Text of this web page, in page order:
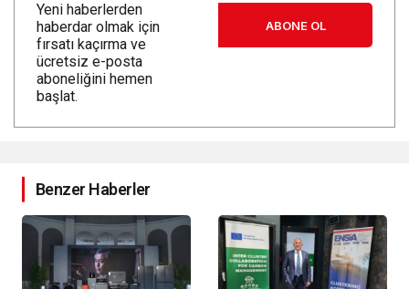
Yeni haberlerden
haberdar olmak için
fırsatı kaçırma ve
ücretsiz e-posta
aboneliğini hemen
başlat.
ABONE OL
Benzer Haberler